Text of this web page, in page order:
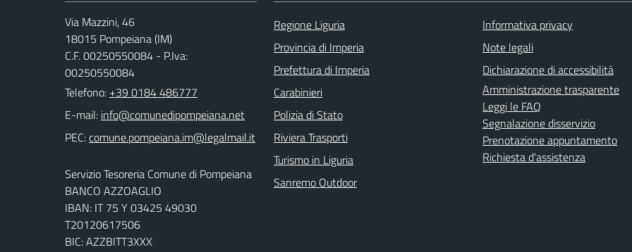
Via Mazzini, 46
18015 Pompeiana (IM)
C.F. 00250550084 - P.Iva:
00250550084
Telefono: +39 0184 486777
E-mail:
PEC:
Servizio Tesoreria Comune di Pompeiana
BANCO AZZOAGLIO
IBAN: IT 75 Y 03425 49030
T20120617506
BIC: AZZBITT3XXX
Regione Liguria
Provincia di Imperia
Prefettura di Imperia
Carabinieri
Polizia di Stato
Riviera Trasporti
Turismo in Liguria
Sanremo Outdoor
Informativa privacy
Note legali
Dichiarazione di accessibilità
Amministrazione trasparente
Leggi le FAQ
Segnalazione disservizio
Prenotazione appuntamento
Richiesta d'assistenza